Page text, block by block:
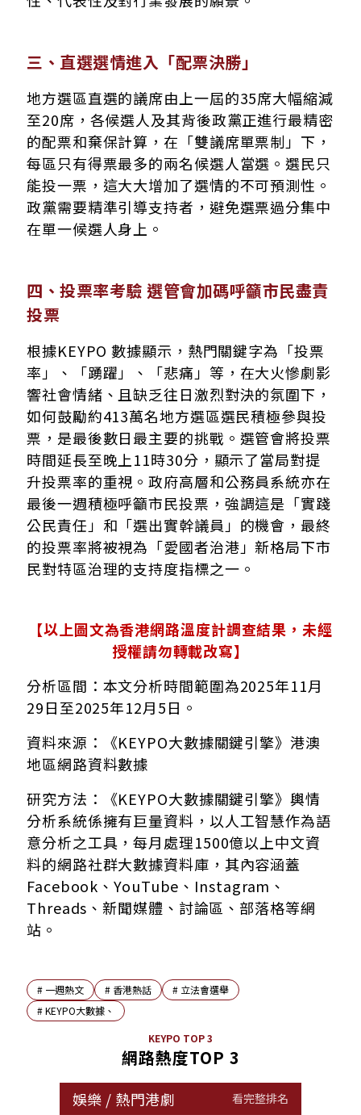
三、直選選情進入「配票決勝」
地方選區直選的議席由上一屆的35席大幅縮減
至20席，各候選人及其背後政黨正進行最精密
的配票和棄保計算，在「雙議席單票制」下，
每區只有得票最多的兩名候選人當選。選民只
能投一票，這大大增加了選情的不可預測性。
政黨需要精準引導支持者，避免選票過分集中
在單一候選人身上。
四、投票率考驗 選管會加碼呼籲市民盡責
投票
根據KEYPO 數據顯示，熱門關鍵字為「投票
率」、「踴躍」、「悲痛」等，在大火慘劇影
響社會情緒、且缺乏往日激烈對決的氛圍下，
如何鼓勵約413萬名地方選區選民積極參與投
票，是最後數日最主要的挑戰。選管會將投票
時間延長至晚上11時30分，顯示了當局對提
升投票率的重視。政府高層和公務員系統亦在
最後一週積極呼籲市民投票，強調這是「實踐
公民責任」和「選出實幹議員」的機會，最終
的投票率將被視為「愛國者治港」新格局下市
民對特區治理的支持度指標之一。
【以上圖文為香港網路溫度計調查結果，未經
授權請勿轉載改寫】
分析區間：本文分析時間範圍為2025年11月
29日至2025年12月5日。
資料來源：《KEYPO大數據關鍵引擎》港澳
地區網路資料數據
研究方法：《KEYPO大數據關鍵引擎》輿情
分析系統係擁有巨量資料，以人工智慧作為語
意分析之工具，每月處理1500億以上中文資
料的網路社群大數據資料庫，其內容涵蓋
Facebook、YouTube、Instagram、
Threads、新聞媒體、討論區、部落格等網
站。
# 一週熱文 # 香港熱話 # 立法會選舉
#KEYPO大數據、
KEYPO TOP 3
網路熱度TOP 3
娛樂 / 熱門港劇 看完整排名